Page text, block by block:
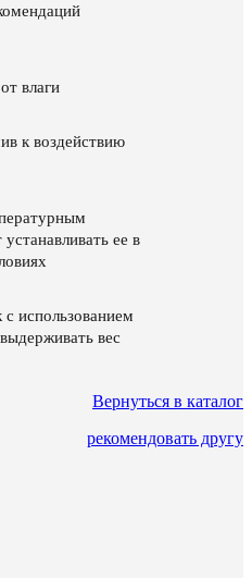
влаги
к воздействию
ее в
использованием
вес
Вернуться в каталог
рекомендовать другу